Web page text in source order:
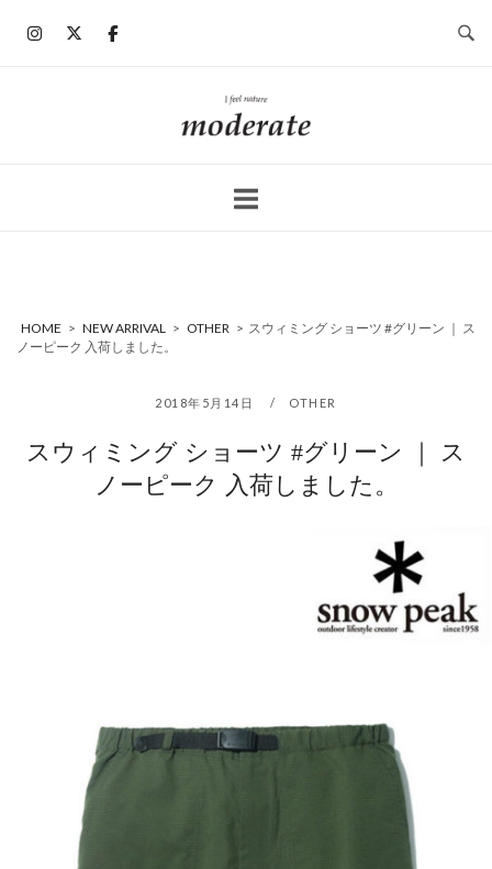
ホ
ー
HOME > NEW ARRIVAL > OTHER > スウィミング ショーツ #グリーン ｜ ス
ノーピーク 入荷しました。
2018年5月14日 OTHER
スウィミング ショーツ #グリーン ｜ ス
ノーピーク 入荷しました。